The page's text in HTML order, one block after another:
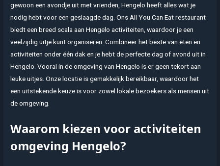
gewoon een avondje uit met vrienden, Hengelo heeft alles wat je
nodig hebt voor een geslaagde dag. Ons All You Can Eat restaurant
biedt een breed scala aan Hengelo activiteiten, waardoor je een
veelzijdig uitje kunt organiseren. Combineer het beste van eten en
activiteiten onder één dak en je hebt de perfecte dag of avond uit in
Hengelo. Vooral in de omgeving van Hengelo is er geen tekort aan
leuke uitjes. Onze locatie is gemakkelijk bereikbaar, waardoor het
een uitstekende keuze is voor zowel lokale bezoekers als mensen uit
de omgeving.
Waarom kiezen voor activiteiten
omgeving Hengelo?